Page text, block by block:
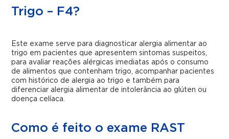
Trigo – F4?
Este exame serve para diagnosticar alergia alimentar ao
trigo em pacientes que apresentem sintomas suspeitos,
para avaliar reações alérgicas imediatas após o consumo
de alimentos que contenham trigo, acompanhar pacientes
com histórico de alergia ao trigo e também para
diferenciar alergia alimentar de intolerância ao glúten ou
doença celíaca.
Como é feito o exame RAST